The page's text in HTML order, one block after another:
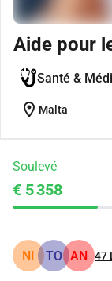
Aide pour
Santé &
location_on Malta
Soulevé
€ 5 358
NI TO AN 47